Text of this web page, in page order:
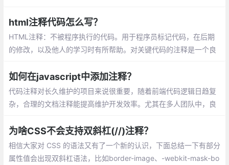
息
html注释代码怎么写？
HTML注释：不被程序执行的代码。用于程序员标记代码，在后期
的修改，以及他人的学习时有所帮助。对关键代码的注释是一个良
要。
如何在javascript中添加注释？
代码注释对长久维护的项目来说很重要，随着前端代码逻辑日趋复
杂，合理的文档注释能提高维护开发效率。尤其在多人团队中，良
为啥CSS不会支持双斜杠(//)注释？
相信大家对 CSS 的语法又有了一个新的认识，下面总结一下有部分
属性值会出现双斜杠语法，比如border-image、-webkit-mask-bo